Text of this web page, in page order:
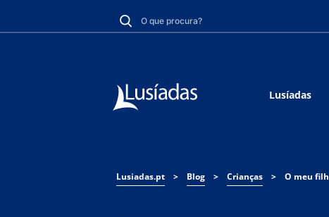
Lusíadas
Lusiadas.pt > Blog > Crianças > O meu